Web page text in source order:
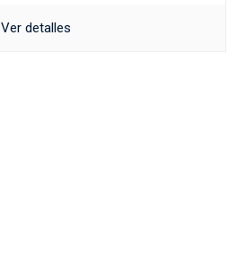
Ver detalles